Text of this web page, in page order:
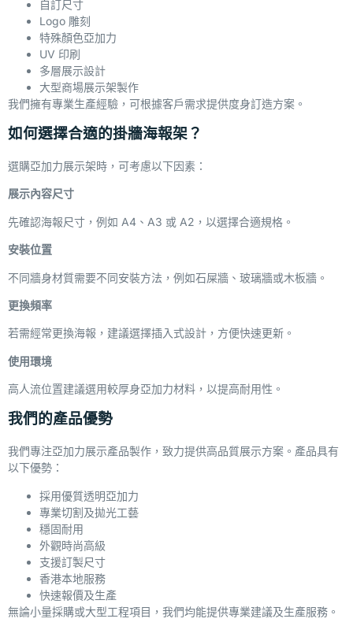
自訂尺寸
Logo 雕刻
特殊顏色亞加力
UV 印刷
多層展示設計
大型商場展示架製作
我們擁有專業生產經驗，可根據客戶需求提供度身訂造方案。
如何選擇合適的掛牆海報架？
選購亞加力展示架時，可考慮以下因素：
展示內容尺寸
先確認海報尺寸，例如 A4、A3 或 A2，以選擇合適規格。
安裝位置
不同牆身材質需要不同安裝方法，例如石屎牆、玻璃牆或木板牆。
更換頻率
若需經常更換海報，建議選擇插入式設計，方便快速更新。
使用環境
高人流位置建議選用較厚身亞加力材料，以提高耐用性。
我們的產品優勢
我們專注亞加力展示產品製作，致力提供高品質展示方案。產品具有
以下優勢：
採用優質透明亞加力
專業切割及拋光工藝
穩固耐用
外觀時尚高級
支援訂製尺寸
香港本地服務
快速報價及生產
無論小量採購或大型工程項目，我們均能提供專業建議及生產服務。